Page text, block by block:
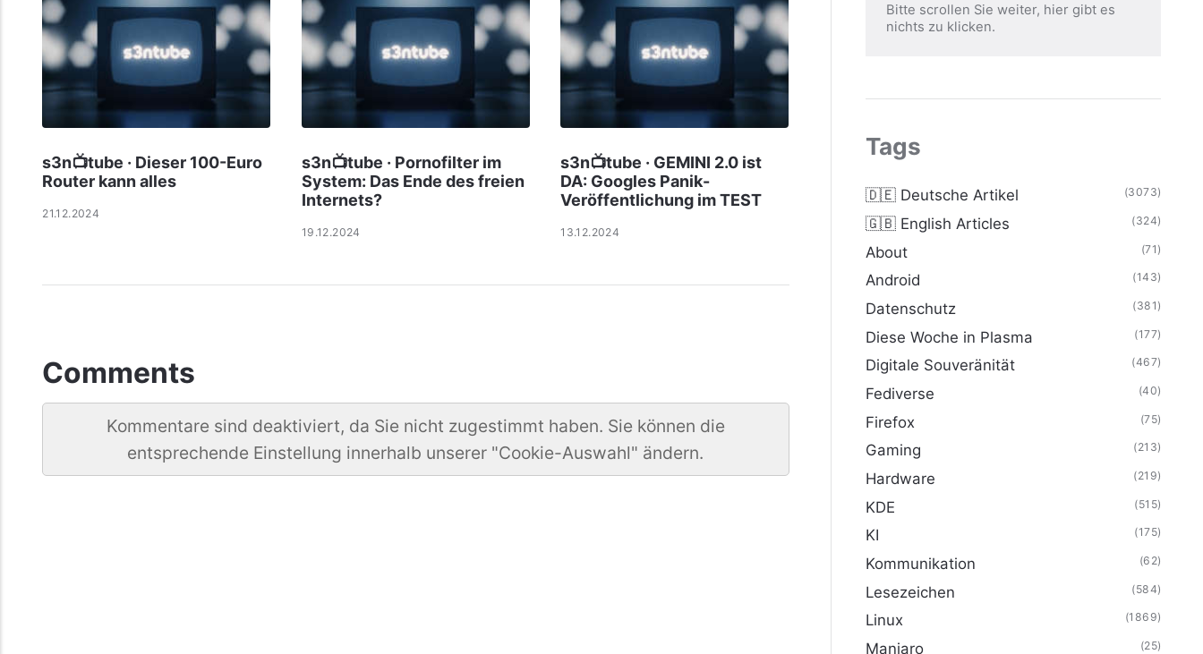
s3n📺tube · Dieser 100-Euro
Router kann alles
21.12.2024
s3n📺tube · Pornofilter im
System: Das Ende des freien
Internets?
19.12.2024
s3n📺tube · GEMINI 2.0 ist
DA: Googles Panik-
Veröffentlichung im TEST
13.12.2024
Comments
Kommentare sind deaktiviert, da Sie nicht zugestimmt haben. Sie können die
entsprechende Einstellung innerhalb unserer "Cookie-Auswahl" ändern.
Bitte scrollen Sie weiter, hier gibt es
nichts zu klicken.
Tags
🇩🇪 Deutsche Artikel (3073)
🇬🇧 English Articles (324)
About (71)
Android (143)
Datenschutz (381)
Diese Woche in Plasma (177)
Digitale Souveränität (467)
Fediverse (40)
Firefox (75)
Gaming (213)
Hardware (219)
KDE (515)
KI (175)
Kommunikation (62)
Lesezeichen (584)
Linux (1869)
Manjaro (25)